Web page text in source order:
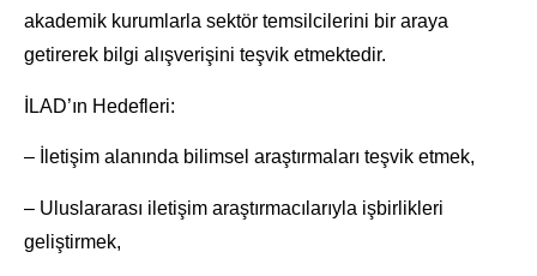
akademik kurumlarla sektör temsilcilerini bir araya
getirerek bilgi alışverişini teşvik etmektedir.
İLAD’ın Hedefleri:
– İletişim alanında bilimsel araştırmaları teşvik etmek,
– Uluslararası iletişim araştırmacılarıyla işbirlikleri
geliştirmek,